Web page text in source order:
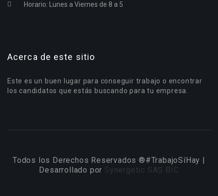
Horario: Lunes a Viernes de 8 a 5
Acerca de este sitio
Este es un buen lugar para conseguir trabajo o encontrar
los candidatos que estás buscando para tu empresa.
Todos los Derechos Reservados ®#TrabajoSíHay |
Desarrollado por Synergetic SAS BIC